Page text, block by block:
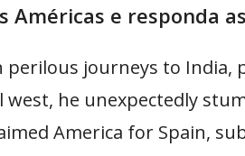
Américas e responda
perilous journeys to
he unexpectedly
America for Spain,